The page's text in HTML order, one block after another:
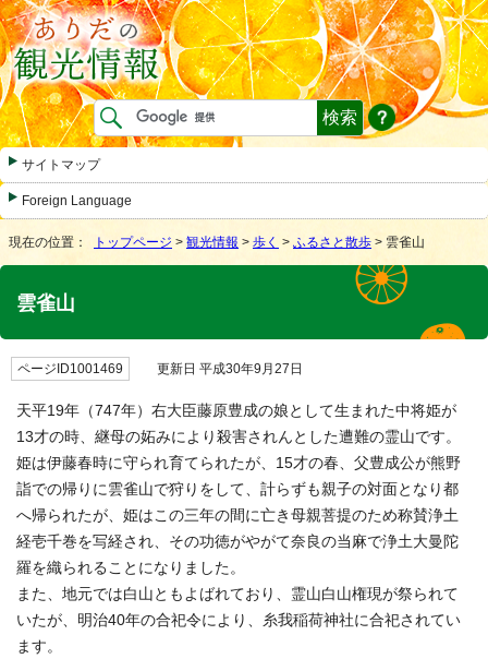
サイトマップ
Foreign Language
現在の位置： トップページ > 観光情報 > 歩く > ふるさと散歩 > 雲雀山
雲雀山
ページID1001469 更新日 平成30年9月27日
天平19年（747年）右大臣藤原豊成の娘として生まれた中将姫が
13才の時、継母の妬みにより殺害されんとした遭難の霊山です。
姫は伊藤春時に守られ育てられたが、15才の春、父豊成公が熊野
詣での帰りに雲雀山で狩りをして、計らずも親子の対面となり都
へ帰られたが、姫はこの三年の間に亡き母親菩提のため称賛浄土
経壱千巻を写経され、その功徳がやがて奈良の当麻で浄土大曼陀
羅を織られることになりました。
また、地元では白山ともよばれており、霊山白山権現が祭られて
いたが、明治40年の合祀令により、糸我稲荷神社に合祀されてい
ます。